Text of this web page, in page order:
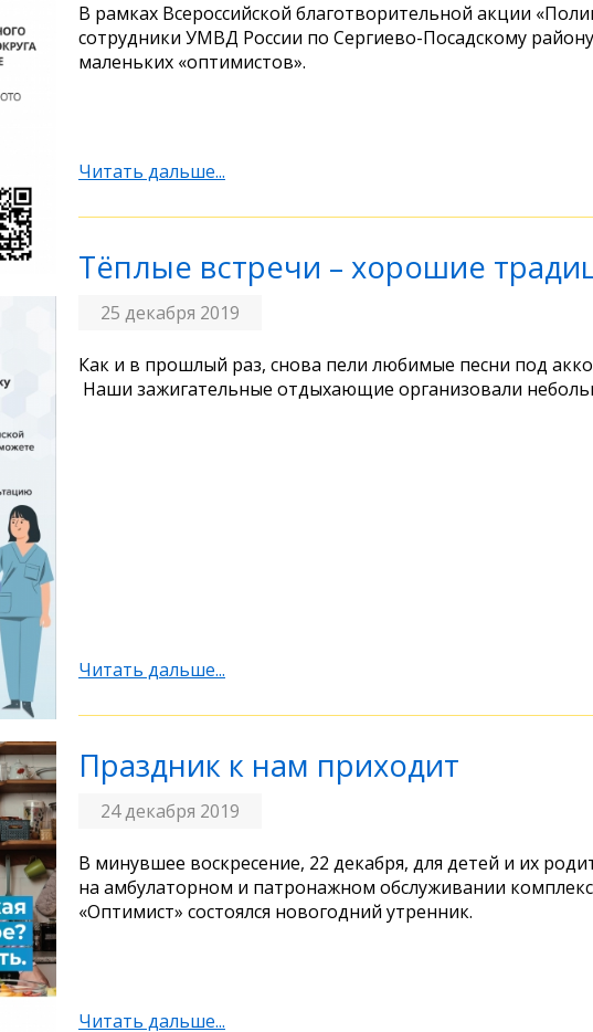
В рамках Всероссийской благотворительной акции
сотрудники УМВД России по Сергиево-Посадскому
маленьких «оптимистов».
Читать дальше...
Тёплые встречи – хорошие
25 декабря 2019
Как и в прошлый раз, снова пели любимые песни под
Наши зажигательные отдыхающие организовали
Читать дальше...
Праздник к нам приходит
24 декабря 2019
В минувшее воскресение, 22 декабря, для детей и их
на амбулаторном и патронажном обслуживании
«Оптимист» состоялся новогодний утренник.
Читать дальше...